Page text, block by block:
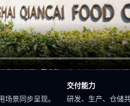
景同步呈现。
交付能力
研发、生产、仓储